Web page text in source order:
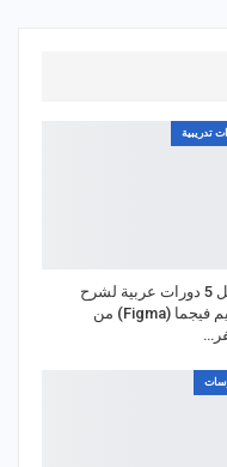
تدريبية
أفضل 5 دورات عربية لشرح
وتعليم فيجما (Figma) من